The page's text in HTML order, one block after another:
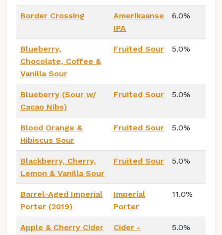
Border Crossing
Amerikaanse
IPA
6.0%
Blueberry,
Chocolate, Coffee &
Vanilla Sour
Fruited Sour 5.0%
Blueberry (Sour w/
Cacao Nibs)
Fruited Sour 5.0%
Blood Orange &
Hibiscus Sour
Fruited Sour 5.0%
Blackberry, Cherry,
Lemon & Vanilla Sour
Fruited Sour 5.0%
Barrel-Aged Imperial
Porter (2019)
Imperial
Porter
11.0%
Apple & Cherry Cider
Cider -
5.0%